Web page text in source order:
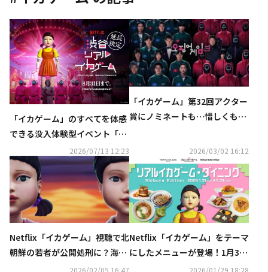
「イカゲーム」のすべてを体感
できる没入体験型イベント「渋
谷リアル・イカゲーム」8月31
日まで延長決定
2026/07/13 12:23
「イカゲーム」第32回アクター
賞にノミネートも…惜しくも受
2026/03/02 16:12
Netflix「イカゲーム」視聴で北
朝鮮の若者が公開処刑に？海外
メディアの報道に衝撃
Netflix「イカゲーム」をテーマ
にしたメニューが登場！1月31
日より渋谷でコラボイベント開